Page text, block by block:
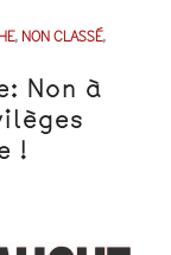
, NON CLASSÉ,
Non à
!